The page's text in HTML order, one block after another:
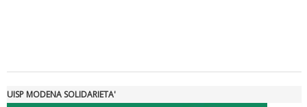
Tiziano Pesce a Radio InBlu2000 traccia il bilancio della stagione
UISP MODENA SOLIDARIETA'